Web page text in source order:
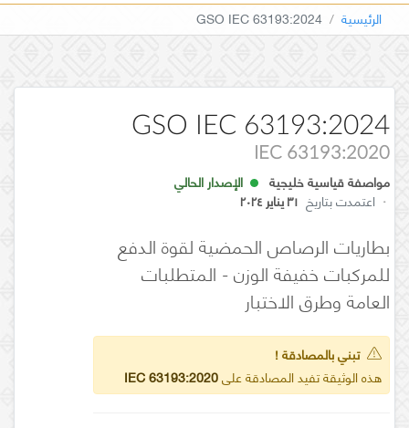
الرئيسية GSO IEC 63193:2024
GSO IEC 63193:2024
IEC 63193:2020
مواصفة قياسية خليجية
الإصدار الحالي
· اعتمدت بتاريخ ٣١ يناير ٢٠٢٤
بطاريات الرصاص الحمضية لقوة الدفع
للمركبات خفيفة الوزن - المتطلبات
العامة وطرق الاختبار
تبني بالمصادقة !
هذه الوثيقة تفيد المصادقة علىIEC 63193:2020